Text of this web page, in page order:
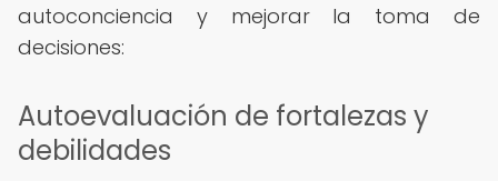
autoconciencia y mejorar la toma de
decisiones:
Autoevaluación de fortalezas y
debilidades